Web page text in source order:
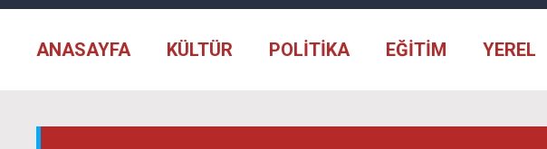
ANASAYFA KÜLTÜR POLİTİKA EĞİTİM YEREL